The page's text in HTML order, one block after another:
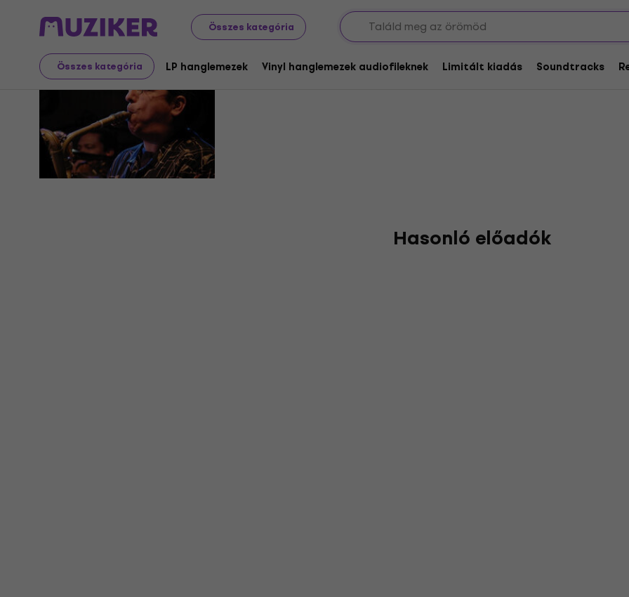
Összes kategória
Összes kategória LP hanglemezek Vinyl hanglemezek audiofileknek Limitált kiadás Soundtracks
Gary Smulyan
Hasonló előadók